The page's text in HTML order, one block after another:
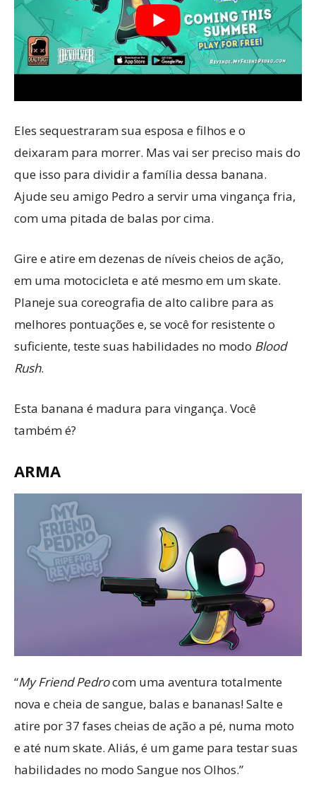
Eles sequestraram sua esposa e filhos e o
deixaram para morrer. Mas vai ser preciso mais do
que isso para dividir a família dessa banana.
Ajude seu amigo Pedro a servir uma vingança fria,
com uma pitada de balas por cima.
Gire e atire em dezenas de níveis cheios de ação,
em uma motocicleta e até mesmo em um skate.
Planeje sua coreografia de alto calibre para as
melhores pontuações e, se você for resistente o
suficiente, teste suas habilidades no modo Blood
Rush.
Esta banana é madura para vingança. Você
também é?
ARMA
“My Friend Pedrocom uma aventura totalmente
nova e cheia de sangue, balas e bananas! Salte e
atire por 37 fases cheias de ação a pé, numa moto
e até num skate. Aliás, é um game para testar suas
habilidades no modo Sangue nos Olhos.”